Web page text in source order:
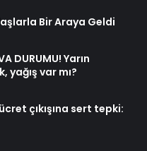
Bir Araya Geldi
DURUMU! Yarın
yağış var mı?
çıkışına sert tepki: